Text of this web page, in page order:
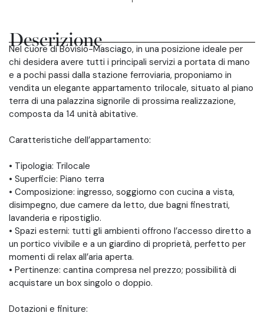
Descrizione
Nel cuore di Bovisio-Masciago, in una posizione ideale per
chi desidera avere tutti i principali servizi a portata di mano
e a pochi passi dalla stazione ferroviaria, proponiamo in
vendita un elegante appartamento trilocale, situato al piano
terra di una palazzina signorile di prossima realizzazione,
composta da 14 unità abitative.
Caratteristiche dell’appartamento:
• Tipologia: Trilocale
• Superficie: Piano terra
• Composizione: ingresso, soggiorno con cucina a vista,
disimpegno, due camere da letto, due bagni finestrati,
lavanderia e ripostiglio.
• Spazi esterni: tutti gli ambienti offrono l’accesso diretto a
un portico vivibile e a un giardino di proprietà, perfetto per
momenti di relax all’aria aperta.
• Pertinenze: cantina compresa nel prezzo; possibilità di
acquistare un box singolo o doppio.
Dotazioni e finiture: